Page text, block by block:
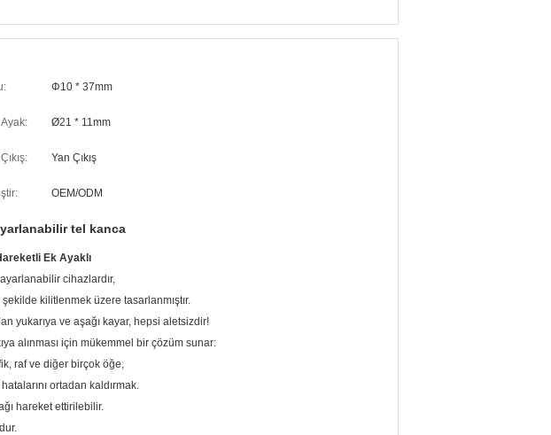
Φ10 * 37mm
Ayak: Ø21 * 11mm
Yan Çıkış
OEM/ODM
tel kanca
Ek Ayaklı
cihazlardır,
kilitlenmek üzere tasarlanmıştır.
yukarıya ve aşağı kayar, hepsi aletsizdir!
alınması için mükemmel bir çözüm sunar:
raf ve diğer birçok öğe,
ortadan kaldırmak.
hareket ettirilebilir.